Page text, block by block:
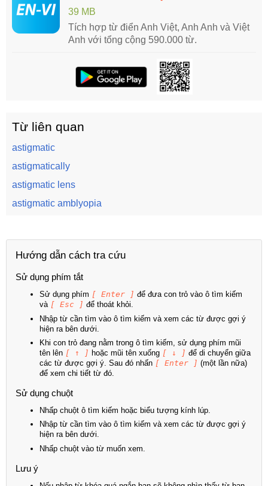
39 MB
Tích hợp từ điển Anh Việt, Anh Anh và Việt
Anh với tổng cộng 590.000 từ.
Từ liên quan
astigmatic
astigmatically
astigmatic lens
astigmatic amblyopia
Hướng dẫn cách tra cứu
Sử dụng phím tắt
Sử dụng phím [ Enter ] để đưa con trỏ vào ô tìm kiếm
và [ Esc ] để thoát khỏi.
Nhập từ cần tìm vào ô tìm kiếm và xem các từ được gợi ý
hiện ra bên dưới.
Khi con trỏ đang nằm trong ô tìm kiếm, sử dụng phím mũi
tên lên [ ↑ ] hoặc mũi tên xuống [ ↓ ] để di chuyển giữa
các từ được gợi ý. Sau đó nhấn [ Enter ] (một lần nữa)
để xem chi tiết từ đó.
Sử dụng chuột
Nhấp chuột ô tìm kiếm hoặc biểu tượng kính lúp.
Nhập từ cần tìm vào ô tìm kiếm và xem các từ được gợi ý
hiện ra bên dưới.
Nhấp chuột vào từ muốn xem.
Lưu ý